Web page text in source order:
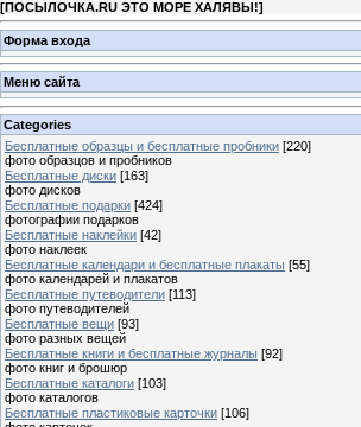
[ПОСЫЛОЧКА.RU ЭТО МОРЕ ХАЛЯВЫ!]
Форма входа
Меню сайта
Categories
Бесплатные образцы и бесплатные пробники [220]
фото образцов и пробников
Бесплатные диски [163]
фото дисков
Бесплатные подарки [424]
фотографии подарков
Бесплатные наклейки [42]
фото наклеек
Бесплатные календари и бесплатные плакаты [55]
фото календарей и плакатов
Бесплатные путеводители [113]
фото путеводителей
Бесплатные вещи [93]
фото разных вещей
Бесплатные книги и бесплатные журналы [92]
фото книг и брошюр
Бесплатные каталоги [103]
фото каталогов
Бесплатные пластиковые карточки [106]